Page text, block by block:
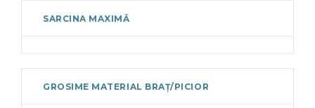
SARCINA MAXIMĂ
GROSIME MATERIAL BRAȚ/PICIOR